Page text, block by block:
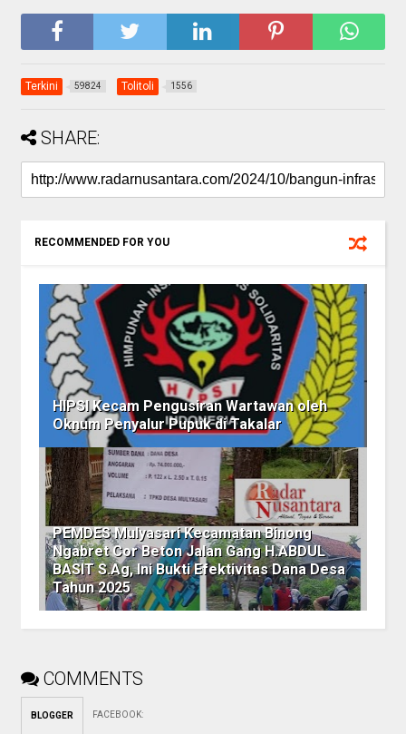
Terkini 59824 Tolitoli 1556
SHARE:
RECOMMENDED FOR YOU
HIPSI Kecam Pengusiran Wartawan oleh
Oknum Penyalur Pupuk di Takalar
PEMDES Mulyasari Kecamatan Binong
Ngabret Cor Beton Jalan Gang H.ABDUL
BASIT S.Ag, Ini Bukti Efektivitas Dana Desa
Tahun 2025
COMMENTS
BLOGGER FACEBOOK: